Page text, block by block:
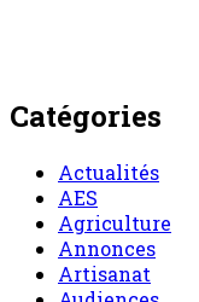
Catégories
Actualités
AES
Agriculture
Annonces
Artisanat